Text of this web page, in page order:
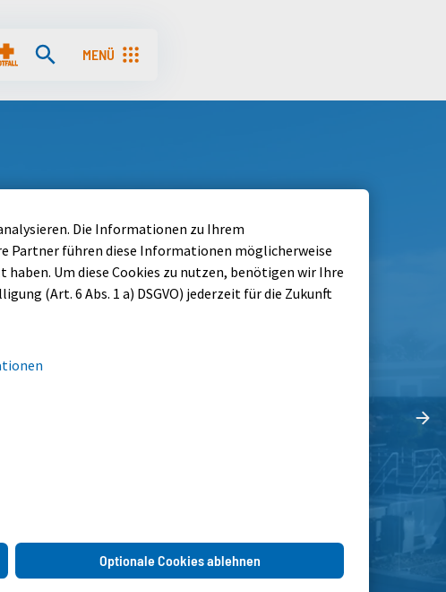
MENÜ
Menü aufrufen
Die Informationen zu Ihrem
Partner führen diese Informationen möglicherweise
Um diese Cookies zu nutzen, benötigen wir Ihre
(Art. 6 Abs. 1 a) DSGVO) jederzeit für die Zukunft
Optionale Cookies ablehnen